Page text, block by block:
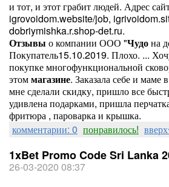
и тот, и этот грабит людей. Адрес
igrovoidom.website/job,
dobriymishka.r.shop-det.ru.
Отзывы о компании ООО "Чудона
Покупатель15.10.2019. Плохо. ...
покупке многофункциональной
этоммагазине. Заказала себе и маме
мне сделали скидку, пришло все
удивлена подарками, пришла
фритюра , пароварка и крышка.
комментарии: 0 понравилось!
1xBet Promo Code Sri Lanka
26-03-2020 08:37